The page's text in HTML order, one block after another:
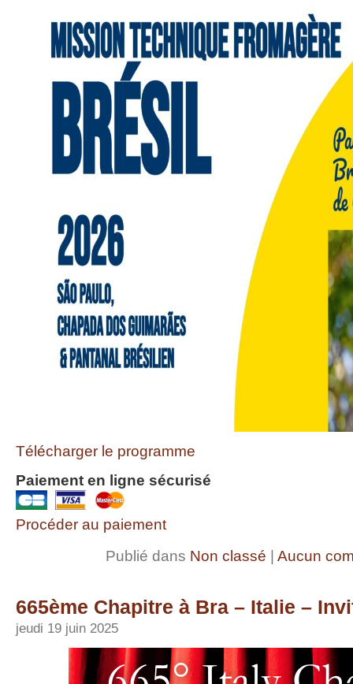
Télécharger le programme
Paiement en ligne sécurisé
Procéder au paiement
Publié dans Non classé Aucun
665ème Chapitre à Bra – Italie –
jeudi 19 juin 2025